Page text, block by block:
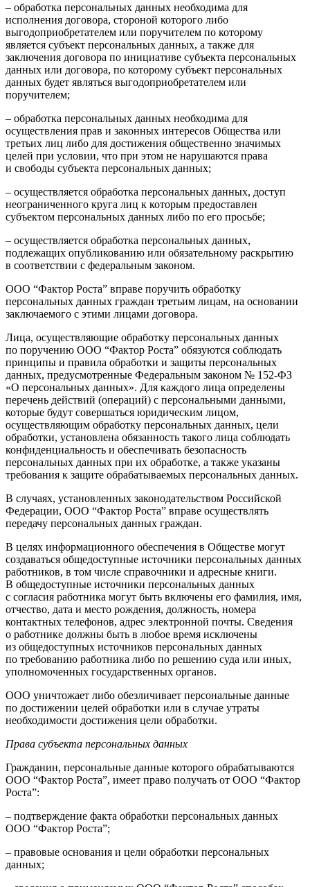
– обработка персональных данных необходима для
исполнения договора, стороной которого либо
выгодоприобретателем или поручителем по которому
является субъект персональных данных, а также для
заключения договора по инициативе субъекта персональных
данных или договора, по которому субъект персональных
данных будет являться выгодоприобретателем или
поручителем;
– обработка персональных данных необходима для
осуществления прав и законных интересов Общества или
третьих лиц либо для достижения общественно значимых
целей при условии, что при этом не нарушаются права
и свободы субъекта персональных данных;
– осуществляется обработка персональных данных, доступ
неограниченного круга лиц к которым предоставлен
субъектом персональных данных либо по его просьбе;
– осуществляется обработка персональных данных,
подлежащих опубликованию или обязательному раскрытию
в соответствии с федеральным законом.
ООО “Фактор Роста” вправе поручить обработку
персональных данных граждан третьим лицам, на основании
заключаемого с этими лицами договора.
Лица, осуществляющие обработку персональных данных
по поручению ООО “Фактор Роста” обязуются соблюдать
принципы и правила обработки и защиты персональных
данных, предусмотренные Федеральным законом № 152-ФЗ
«О персональных данных». Для каждого лица определены
перечень действий (операций) с персональными данными,
которые будут совершаться юридическим лицом,
осуществляющим обработку персональных данных, цели
обработки, установлена обязанность такого лица соблюдать
конфиденциальность и обеспечивать безопасность
персональных данных при их обработке, а также указаны
требования к защите обрабатываемых персональных данных.
В случаях, установленных законодательством Российской
Федерации, ООО “Фактор Роста” вправе осуществлять
передачу персональных данных граждан.
В целях информационного обеспечения в Обществе могут
создаваться общедоступные источники персональных данных
работников, в том числе справочники и адресные книги.
В общедоступные источники персональных данных
с согласия работника могут быть включены его фамилия, имя,
отчество, дата и место рождения, должность, номера
контактных телефонов, адрес электронной почты. Сведения
о работнике должны быть в любое время исключены
из общедоступных источников персональных данных
по требованию работника либо по решению суда или иных,
уполномоченных государственных органов.
ООО уничтожает либо обезличивает персональные данные
по достижении целей обработки или в случае утраты
необходимости достижения цели обработки.
Права субъекта персональных данных
Гражданин, персональные данные которого обрабатываются
ООО “Фактор Роста”, имеет право получать от ООО “Фактор
Роста”:
– подтверждение факта обработки персональных данных
ООО “Фактор Роста”;
– правовые основания и цели обработки персональных
данных;